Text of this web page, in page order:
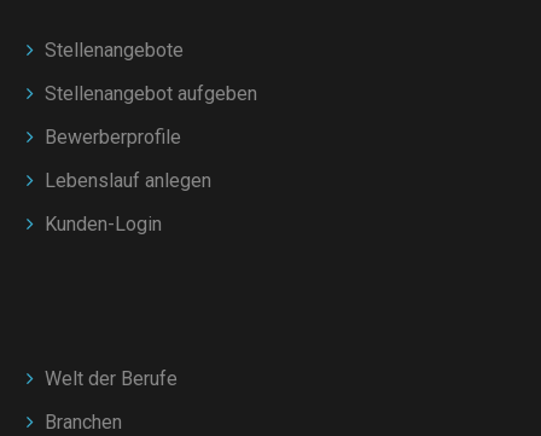
Stellenangebote
Stellenangebot aufgeben
Bewerberprofile
Lebenslauf anlegen
Kunden-Login
Welt der Berufe
Branchen